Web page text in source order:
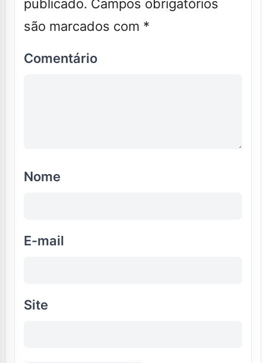
publicado. Campos obrigatórios
são marcados com *
Comentário
Nome
E-mail
Site